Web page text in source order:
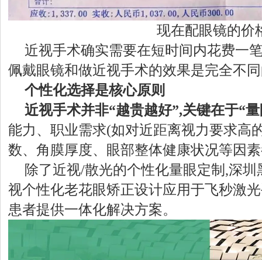
现在配眼镜的价
近视手术确实需要在短时间内花费一
佩戴眼镜和做近视手术的效果是完全不
个性化选择是核心原则
近视手术并非“越贵越好”,关键在于“
能力、职业需求(如对近距离视力要求高
数、角膜厚度、眼部整体健康状况等因
除了近视/散光的个性化量眼定制,深
视个性化老花眼矫正设计应用于飞秒激
患者提供一体化解决方案。